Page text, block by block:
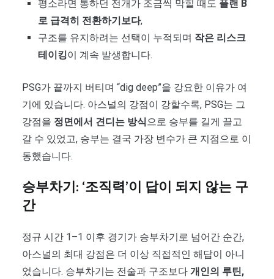
평소라면 통하던 전개가 조금씩 막힐 때도 플랜 B
로 급격히 전환하기보다,
구조를 유지하려는 선택이 누적되며 작은 리스크
테이킹이 계속 발생합니다.
PSG가 끝까지 버티며 “dig deep”을 강요한 이유가 여
기에 있습니다. 아스널의 강점이 강할수록, PSG는 그
강점을 정면에서 견디는 방식으로 승부를 길게 끌고
갈 수 있었고, 승부는 결국 가장 변수가 큰 지점으로 이
동했습니다.
승부차기: ‘조직력’이 답이 되지 않는 구
간
정규 시간 1–1 이후 경기가 승부차기로 넘어간 순간,
아스널의 최대 강점은 더 이상 직접적인 해답이 아니
었습니다. 승부차기는 전술과 구조보다 개인의 루틴,